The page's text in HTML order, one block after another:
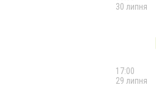
30 липня
17:00
29 липня